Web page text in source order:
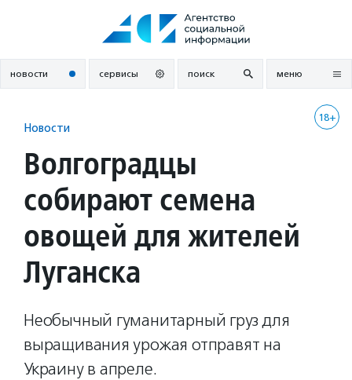
новости сервисы поиск меню
18+
Новости
Волгоградцы
собирают семена
овощей для жителей
Луганска
Необычный гуманитарный груз для
выращивания урожая отправят на
Украину в апреле.